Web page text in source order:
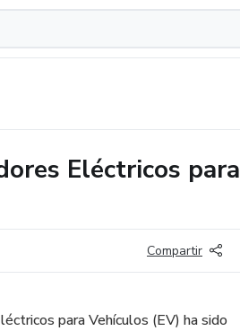
Eléctricos para
Compartir
para Vehículos (EV) ha sido